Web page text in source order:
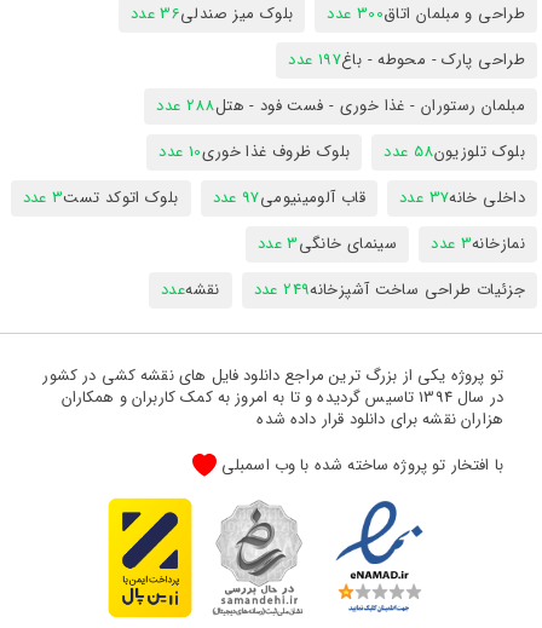
طراحی و مبلمان اتاق300 عدد بلوک میز صندلی36 عدد
طراحی پارک - محوطه - باغ197 عدد
مبلمان رستوران - غذا خوری - فست فود - هتل288 عدد
بلوک تلوزیون58 عدد بلوک ظروف غذا خوری10 عدد
داخلی خانه37 عدد قاب آلومینیومی97 عدد بلوک اتوکد تست3 عدد
نمازخانه3 عدد سینمای خانگی3 عدد
جزئیات طراحی ساخت آشپزخانه249 عدد نقشهعدد
تو پروژه یکی از بزرگ ترین مراجع دانلود فایل های نقشه کشی در کشور
در سال 1394 تاسیس گردیده و تا به امروز به کمک کاربران و همکاران
هزاران نقشه برای دانلود قرار داده شده
با افتخار تو پروژه ساخته شده با وب اسمبلی